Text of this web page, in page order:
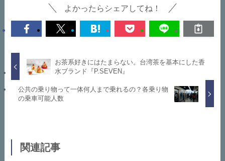
よかったらシェアしてね！
お茶系好きにはたまらない。台湾茶を基本にした香
水ブランド『P.SEVEN』
公共の乗り物って一体何人まで乗れるの？各乗り物
の乗車可能人数
関連記事